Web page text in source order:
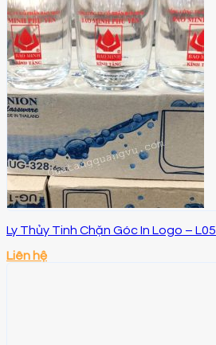
Ly Thủy Tinh Chặn Góc In Logo – L05
Liên hệ